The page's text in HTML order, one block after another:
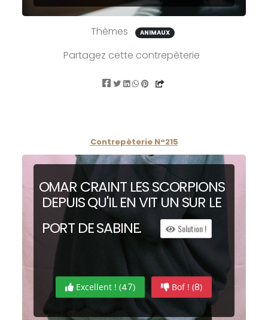
Thèmes ANIMAUX
Partagez cette contrepèterie
Contrepèterie N°215
OMAR CRAINT LESSCORPIONS
DEPUIS QU'IL EN VIT UN SUR LE
PORT DE SABINE. Solution !
Excellent ! (47) Bof ! (8)